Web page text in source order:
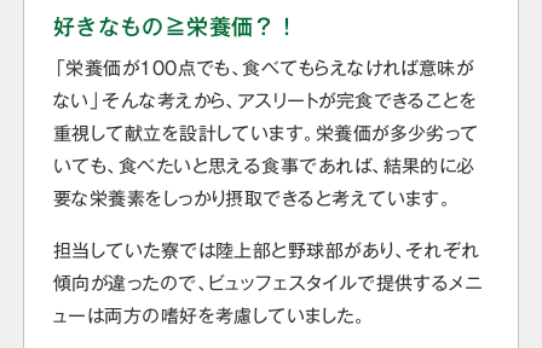
好きなもの≧栄養価？！
「栄養価が100点でも、食べてもらえなければ意味が
ない」そんな考えから、アスリートが完食できることを
重視して献立を設計しています。栄養価が多少劣って
いても、食べたいと思える食事であれば、結果的に必
要な栄養素をしっかり摂取できると考えています。
担当していた寮では陸上部と野球部があり、それぞれ
傾向が違ったので、ビュッフェスタイルで提供するメニ
ューは両方の嗜好を考慮していました。